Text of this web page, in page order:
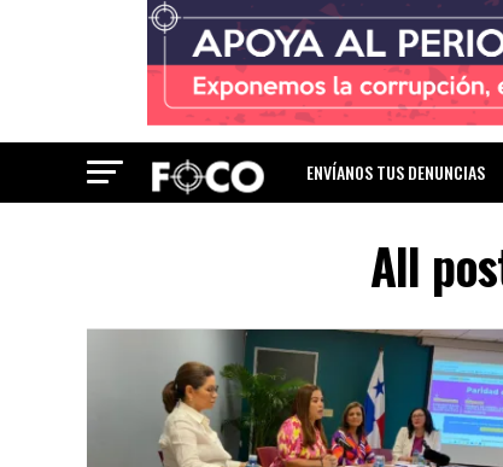
ENVÍANOS TUS DENUNCIAS
All